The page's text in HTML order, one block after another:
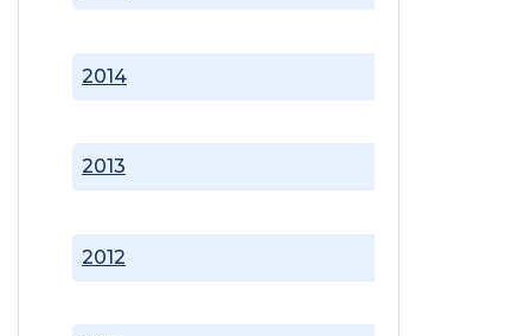
2012
2013
2014